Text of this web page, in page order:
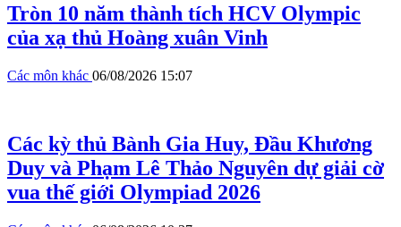
Tròn 10 năm thành tích HCV Olympic
của xạ thủ Hoàng xuân Vinh
Các môn khác 06/08/2026 15:07
Các kỳ thủ Bành Gia Huy, Đầu Khương
Duy và Phạm Lê Thảo Nguyên dự giải cờ
vua thế giới Olympiad 2026